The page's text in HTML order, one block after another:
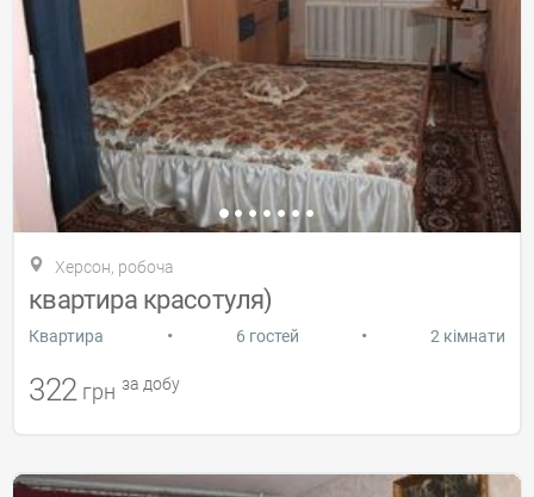
Херсон, робоча
квартира красотуля)
Квартира • 6 гостей • 2 кімнати
322 грн за добу